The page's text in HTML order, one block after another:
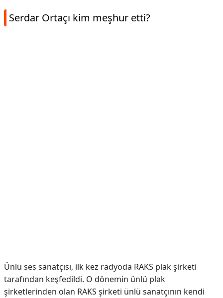
Serdar Ortaçı kim meşhur etti?
Ünlü ses sanatçısı, ilk kez radyoda RAKS plak şirketi
tarafından keşfedildi. O dönemin ünlü plak
şirketlerinden olan RAKS şirketi ünlü sanatçının kendi